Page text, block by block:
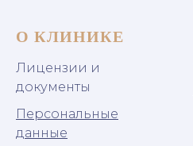
О КЛИНИКЕ
Лицензии и
документы
Персональные
данные